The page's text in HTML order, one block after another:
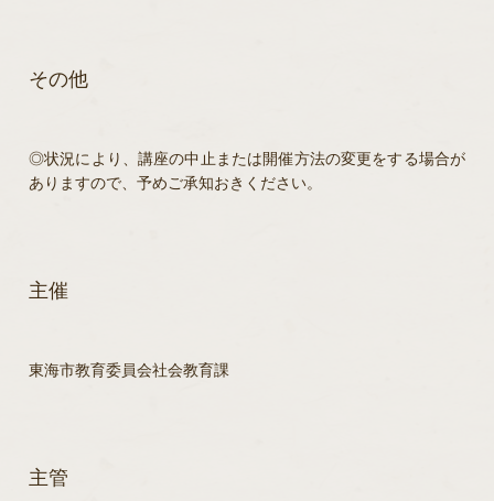
その他
◎状況により、講座の中止または開催方法の変更をする場合が
ありますので、予めご承知おきください。
主催
東海市教育委員会社会教育課
主管